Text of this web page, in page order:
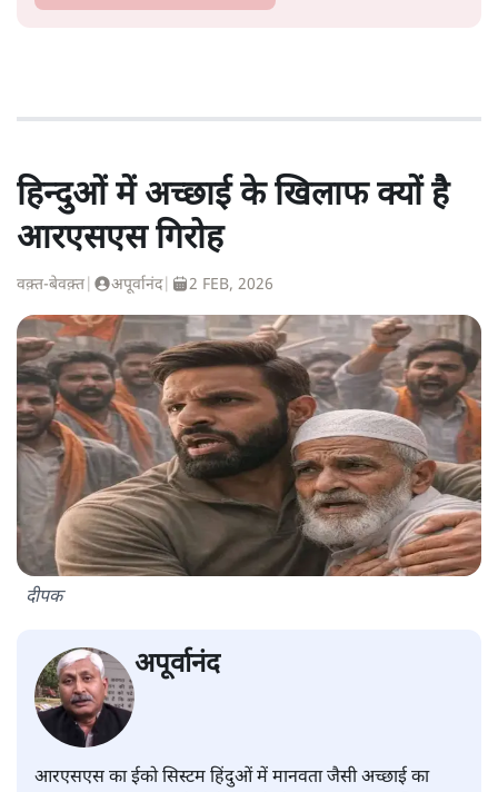
हिन्दुओं में अच्छाई के खिलाफ क्यों है
आरएसएस गिरोह
वक़्त-बेवक़्त अपूर्वानंद| 2 FEB, 2026
दीपक
अपूर्वानंद
आरएसएस का ईको सिस्टम हिंदुओं में मानवता जैसी अच्छाई का